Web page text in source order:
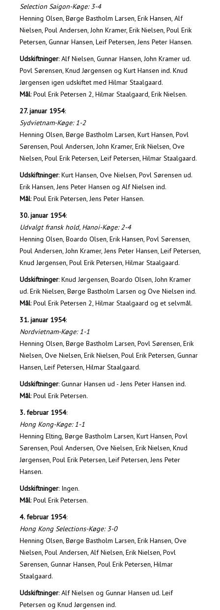
Selection Saigon-Køge: 3-4
Henning Olsen, Børge Bastholm Larsen, Erik Hansen, Alf
Nielsen, Poul Andersen, John Kramer, Erik Nielsen, Poul Erik
Petersen, Gunnar Hansen, Leif Petersen, Jens Peter Hansen.
Udskiftninger: Alf Nielsen, Gunnar Hansen, John Kramer ud.
Povl Sørensen, Knud Jørgensen og Kurt Hansen ind. Knud
Jørgensen igen udskiftet med Hilmar Staalgaard.
Mål: Poul Erik Petersen 2, Hilmar Staalgaard, Erik Nielsen.
27. januar 1954:
Sydvietnam-Køge: 1-2
Henning Olsen, Børge Bastholm Larsen, Kurt Hansen, Povl
Sørensen, Poul Andersen, John Kramer, Erik Nielsen, Ove
Nielsen, Poul Erik Petersen, Leif Petersen, Hilmar Staalgaard.
Udskiftninger: Kurt Hansen, Ove Nielsen, Povl Sørensen ud.
Erik Hansen, Jens Peter Hansen og Alf Nielsen ind.
Mål: Poul Erik Petersen, Jens Peter Hansen.
30. januar 1954:
Udvalgt fransk hold, Hanoi-Køge: 2-4
Henning Olsen, Boardo Olsen, Erik Hansen, Povl Sørensen,
Poul Andersen, John Kramer, Jens Peter Hansen, Leif Petersen,
Knud Jørgensen, Poul Erik Petersen, Hilmar Staalgaard.
Udskiftninger: Knud Jørgensen, Boardo Olsen, John Kramer
ud. Erik Nielsen, Børge Bastholm Larsen og Ove Nielsen ind.
Mål: Poul Erik Petersen 2, Hilmar Staalgaard og et selvmål.
31. januar 1954:
Nordvietnam-Køge: 1-1
Henning Olsen, Børge Bastholm Larsen, Povl Sørensen, Erik
Nielsen, Ove Nielsen, Erik Nielsen, Poul Erik Petersen, Gunnar
Hansen, Leif Petersen, Hilmar Staalgaard.
Udskiftninger: Gunnar Hansen ud - Jens Peter Hansen ind.
Mål: Poul Erik Petersen.
3. februar 1954:
Hong Kong-Køge: 1-1
Henning Elting, Børge Bastholm Larsen, Kurt Hansen, Povl
Sørensen, Poul Andersen, Ove Nielsen, Erik Nielsen, Knud
Jørgensen, Poul Erik Petersen, Leif Petersen, Jens Peter
Hansen.
Udskiftninger: Ingen.
Mål: Poul Erik Petersen.
4. februar 1954:
Hong Kong Selections-Køge: 3-0
Henning Olsen, Børge Bastholm Larsen, Erik Hansen, Ove
Nielsen, Poul Andersen, Alf Nielsen, Erik Nielsen, Povl
Sørensen, Gunnar Hansen, Poul Erik Petersen, Hilmar
Staalgaard.
Udskiftninger: Alf Nielsen og Gunnar Hansen ud. Leif
Petersen og Knud Jørgensen ind.